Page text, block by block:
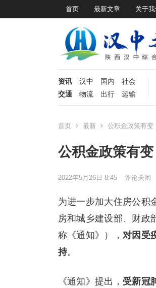
首页 最新文章 关于我
资讯 汉中 国内
社会
交通
物流 出行 运输
首页 最新 公积金政策有变
公积金政策有变
2022年5月26日 8:45 评论关闭
为进一步加大住房公积
房和城乡建设部、财政
称《通知》）， 对因受
持。
《通知》提出， 受新冠